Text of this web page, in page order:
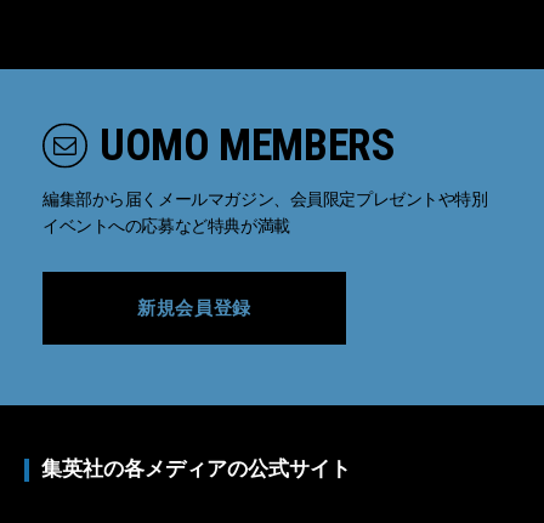
UOMO MEMBERS
編集部から届くメールマガジン、会員限定プレゼントや特別
イベントへの応募など特典が満載
新規会員登録
集英社の各メディアの公式サイト